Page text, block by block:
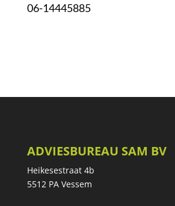
06-14445885
ADVIESBUREAU SAM BV
Heikesestraat 4b
5512 PA Vessem